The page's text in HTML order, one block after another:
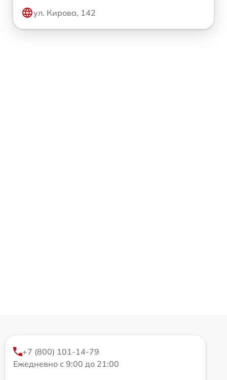
ул. Кирова, 142
+7 (800) 101-14-79
Ежедневно с 9:00 до 21:00